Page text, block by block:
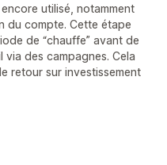
utilisé, notamment
du compte. Cette étape
de “chauffe” avant de
via des campagnes. Cela
retour sur investissement